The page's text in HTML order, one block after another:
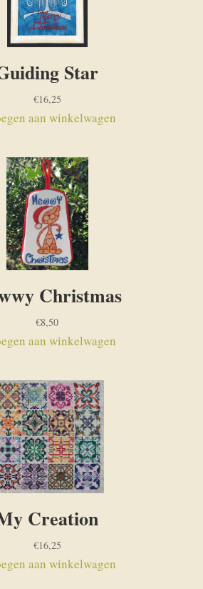
Star
€16,25
aan winkelwagen
Christmas
€8,50
aan winkelwagen
Creation
€16,25
aan winkelwagen